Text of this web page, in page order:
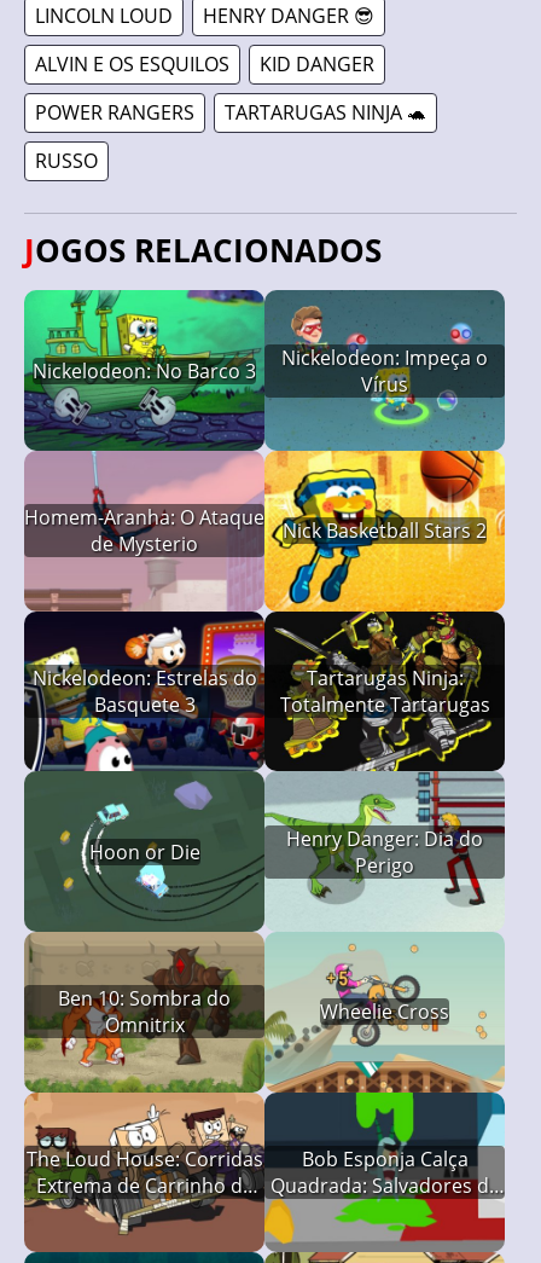
LINCOLN LOUD
HENRY DANGER 😎
ALVIN E OS ESQUILOS
KID DANGER
POWER RANGERS
TARTARUGAS NINJA 🐢
RUSSO
JOGOS RELACIONADOS
Nickelodeon: No Barco 3
Nickelodeon: Impeça o
Vírus
Homem-Aranha: O Ataque
de Mysterio
Nick Basketball Stars 2
Nickelodeon: Estrelas do
Basquete 3
Tartarugas Ninja:
Totalmente Tartarugas
Hoon or Die
Henry Danger: Dia do
Perigo
Ben 10: Sombra do
Omnitrix
Wheelie Cross
The Loud House: Corridas
Extrema de Carrinho de
Papelão
Bob Esponja Calça
Quadrada: Salvadores da
Gosma